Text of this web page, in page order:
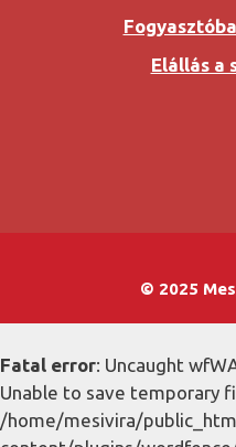
Elállás a
© 2025
Fatal error: Uncaught
Unable to save temporary
/home/mesivira/